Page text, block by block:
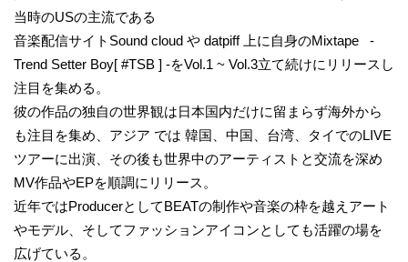
当時のUSの主流である
音楽配信サイトSound cloud や datpiff 上に自身のMixtape -
Trend Setter Boy[ #TSB ] -をVol.1 ~ Vol.3立て続けにリリースし
注目を集める。
彼の作品の独自の世界観は日本国内だけに留まらず海外から
も注目を集め、アジア では 韓国、中国、台湾、タイでのLIVE
ツアーに出演、その後も世界中のアーティストと交流を深め
MV作品やEPを順調にリリース。
近年ではProducerとしてBEATの制作や音楽の枠を越えアート
やモデル、そしてファッションアイコンとしても活躍の場を
広げている。